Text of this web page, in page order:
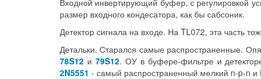
размер входного кондесатора, как бы сабсоник.
Детектор сигнала на входе. На TL072, эта часть
Детальки. Старался самые распространенные.
78S12 и 79S12. ОУ в буфере-фильтре и
2N5551 - самый распространенный мелкий n-p-n и